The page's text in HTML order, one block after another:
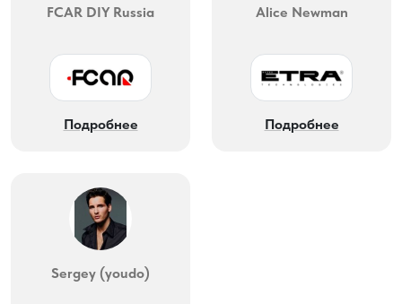
FCAR DIY Russia
Подробнее
Alice Newman
Подробнее
Sergey (youdo)